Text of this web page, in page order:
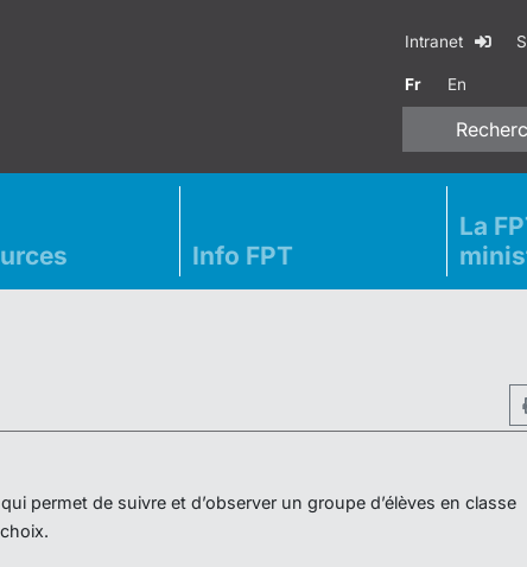
Intranet
Fr En
Info FPT
La
permet de suivre et d’observer un groupe d’élèves en classe